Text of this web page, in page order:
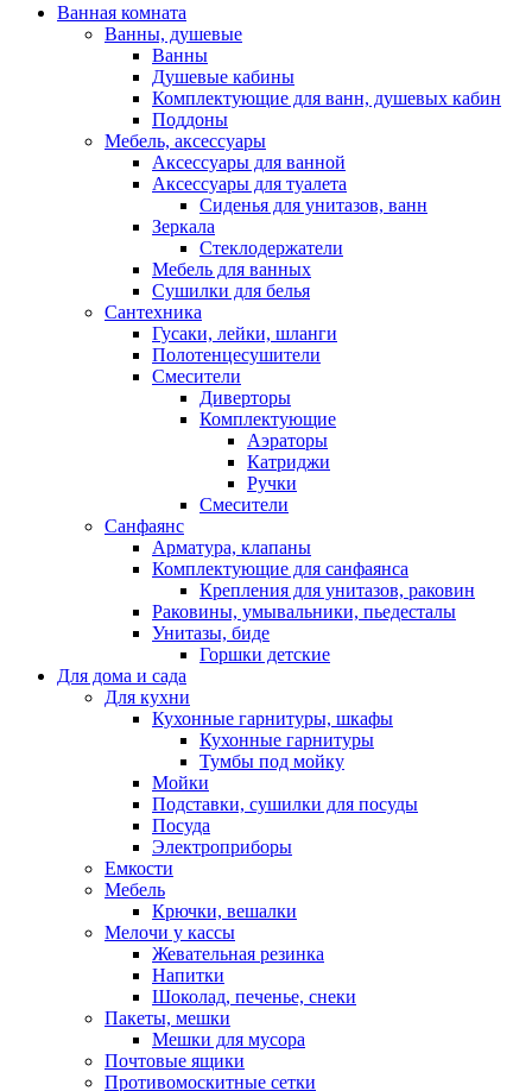
Ванная комната
Ванны, душевые
Ванны
Душевые кабины
Комплектующие для ванн, душевых кабин
Поддоны
Мебель, аксессуары
Аксессуары для ванной
Аксессуары для туалета
Сиденья для унитазов, ванн
Зеркала
Стеклодержатели
Мебель для ванных
Сушилки для белья
Сантехника
Гусаки, лейки, шланги
Полотенцесушители
Смесители
Диверторы
Комплектующие
Аэраторы
Катриджи
Ручки
Смесители
Санфаянс
Арматура, клапаны
Комплектующие для санфаянса
Крепления для унитазов, раковин
Раковины, умывальники, пьедесталы
Унитазы, биде
Горшки детские
Для дома и сада
Для кухни
Кухонные гарнитуры, шкафы
Кухонные гарнитуры
Тумбы под мойку
Мойки
Подставки, сушилки для посуды
Посуда
Электроприборы
Емкости
Мебель
Крючки, вешалки
Мелочи у кассы
Жевательная резинка
Напитки
Шоколад, печенье, снеки
Пакеты, мешки
Мешки для мусора
Почтовые ящики
Противомоскитные сетки